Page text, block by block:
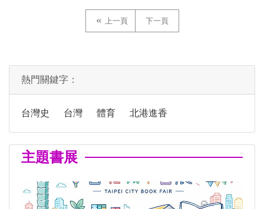
上一頁 下一頁
熱門關鍵字：
台灣史 台灣 體育 北港進香
主題書展